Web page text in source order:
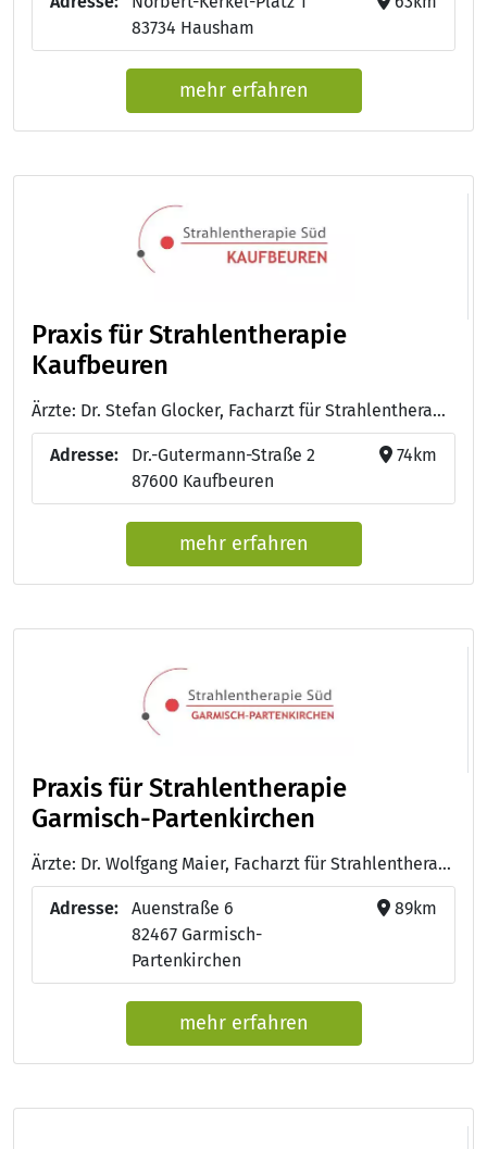
83734 Hausham
mehr erfahren
Praxis für Strahlentherapie
Kaufbeuren
Ärzte: Dr. Stefan Glocker, Facharzt für Strahlentherapie - Hr. Roman Eckle, Facharzt für Strahlentherapie
Adresse:
Dr.-Gutermann-Straße 2
87600 Kaufbeuren
74km
mehr erfahren
Praxis für Strahlentherapie
Garmisch-Partenkirchen
Ärzte: Dr. Wolfgang Maier, Facharzt für Strahlentherapie / Facharzt für Radiologie
Adresse:
Auenstraße 6
82467 Garmisch-
Partenkirchen
89km
mehr erfahren